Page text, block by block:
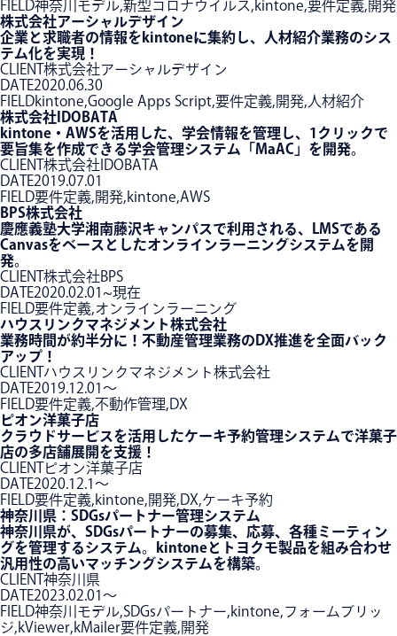
FIELD神奈川モデル,新型コロナウイルス,kintone,要件定義,開発
株式会社アーシャルデザイン
企業と求職者の情報をkintoneに集約し、人材紹介業務のシス
テム化を実現！
CLIENT株式会社アーシャルデザイン
DATE2020.06.30
FIELDkintone,Google Apps Script,要件定義,開発,人材紹介
株式会社IDOBATA
kintone・AWSを活用した、学会情報を管理し、1クリックで
要旨集を作成できる学会管理システム「MaAC」を開発。
CLIENT株式会社IDOBATA
DATE2019.07.01
FIELD要件定義,開発,kintone,AWS
BPS株式会社
慶應義塾大学湘南藤沢キャンパスで利用される、LMSである
Canvasをベースとしたオンラインラーニングシステムを開
発。
CLIENT株式会社BPS
DATE2020.02.01~現在
FIELD要件定義,オンラインラーニング
ハウスリンクマネジメント株式会社
業務時間が約半分に！不動産管理業務のDX推進を全面バック
アップ！
CLIENTハウスリンクマネジメント株式会社
DATE2019.12.01〜
FIELD要件定義,不動作管理,DX
ピオン洋菓子店
クラウドサービスを活用したケーキ予約管理システムで洋菓子
店の多店舗展開を支援！
CLIENTピオン洋菓子店
DATE2020.12.1〜
FIELD要件定義,kintone,開発,DX,ケーキ予約
神奈川県：SDGsパートナー管理システム
神奈川県が、SDGsパートナーの募集、応募、各種ミーティン
グを管理するシステム。kintoneとトヨクモ製品を組み合わせ
汎用性の高いマッチングシステムを構築。
CLIENT神奈川県
DATE2023.02.01〜
FIELD神奈川モデル,SDGsパートナー,kintone,フォームブリッ
ジ,kViewer,kMailer要件定義,開発